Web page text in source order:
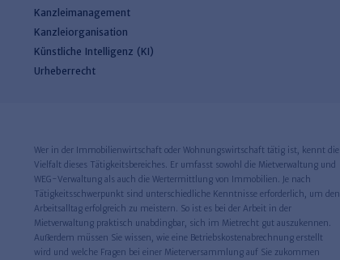
Kanzleimanagement
Kanzleiorganisation
Künstliche Intelligenz (KI)
Urheberrecht
Wer in der Immobilienwirtschaft oder Wohnungswirtschaft tätig ist, kennt die
Vielfalt dieses Tätigkeitsbereiches. Er umfasst sowohl die Mietverwaltung und
WEG-Verwaltung als auch die Wertermittlung von Immobilien. Je nach
Tätigkeitsschwerpunkt sind unterschiedliche Kenntnisse erforderlich, um den
Arbeitsalltag erfolgreich zu meistern. So ist es bei der Arbeit in der
Mietverwaltung praktisch unabdingbar, sich im Mietrecht gut auszukennen.
Außerdem müssen Sie wissen, wie eine Betriebskostenabrechnung erstellt
wird und welche Fragen bei einer Mieterversammlung auf Sie zukommen